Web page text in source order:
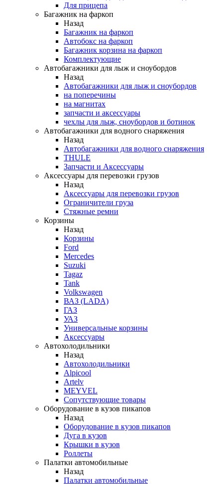
Для прицепа
Багажник на фаркоп
Назад
Багажник на фаркоп
Автобокс на фаркоп
Багажник корзина на фаркоп
Комплектующие
Автобагажники для лыж и сноубордов
Назад
Автобагажники для лыж и сноубордов
на поперечины
на магнитах
запчасти и аксессуары
чехлы для лыж, сноубордов и ботинок
Автобагажники для водного снаряжения
Назад
Автобагажники для водного снаряжения
THULE
Запчасти и Аксессуары
Аксессуары для перевозки грузов
Назад
Аксессуары для перевозки грузов
Ограничители груза
Стяжные ремни
Корзины
Назад
Корзины
Ford
Mercedes
Suzuki
Tagaz
Tank
Volkswagen
ВАЗ (LADA)
ГАЗ
УАЗ
Универсальные корзины
Аксессуары
Автохолодильники
Назад
Автохолодильники
Alpicool
Artelv
MEYVEL
Сопутствующие товары
Оборудование в кузов пикапов
Назад
Оборудование в кузов пикапов
Дуга в кузов
Крышки в кузов
Роллеты
Палатки автомобильные
Назад
Палатки автомобильные